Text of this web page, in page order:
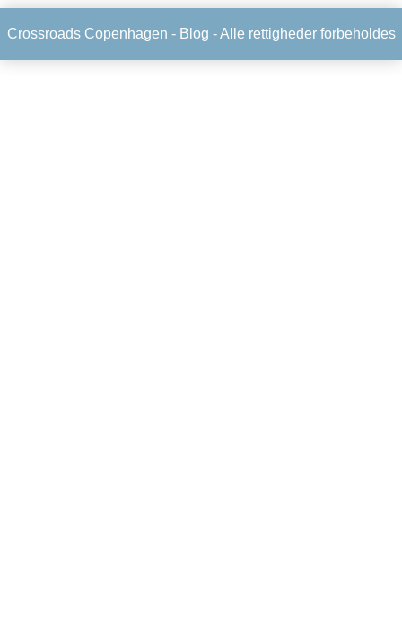
Crossroads Copenhagen - Blog - Alle rettigheder forbeholdes